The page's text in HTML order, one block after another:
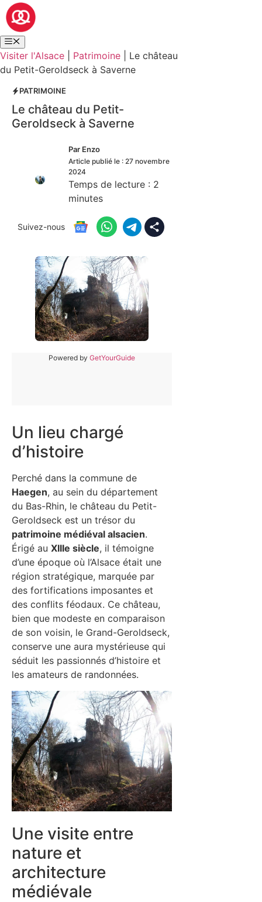
Visiter l'Alsace Patrimoine
Le château
du Petit-Geroldseck à Saverne
PATRIMOINE
Le château du Petit-
Geroldseck à Saverne
Par Enzo
Article publié le : 27 novembre
2024
Temps de lecture : 2
minutes
Suivez-nous
Powered by GetYourGuide
Un lieu chargé
d’histoire
Perché dans la commune de
Haegen, au sein du département
du Bas-Rhin, le château du Petit-
Geroldseck est un trésor du
patrimoine médiéval alsacien.
Érigé au XIIIe siècle, il témoigne
d’une époque où l’Alsace était une
région stratégique, marquée par
des fortifications imposantes et
des conflits féodaux. Ce château,
bien que modeste en comparaison
de son voisin, le Grand-Geroldseck,
conserve une aura mystérieuse qui
séduit les passionnés d’histoire et
les amateurs de randonnées.
Une visite entre
nature et
architecture
médiévale